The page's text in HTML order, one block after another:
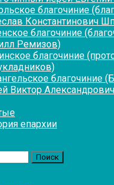
благочиние
Константинович
благочиние
Ремизов)
благочиние
благочиние
Виктор
епархии